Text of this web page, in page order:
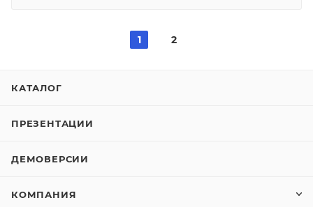
1 2
КАТАЛОГ
ПРЕЗЕНТАЦИИ
ДЕМОВЕРСИИ
КОМПАНИЯ